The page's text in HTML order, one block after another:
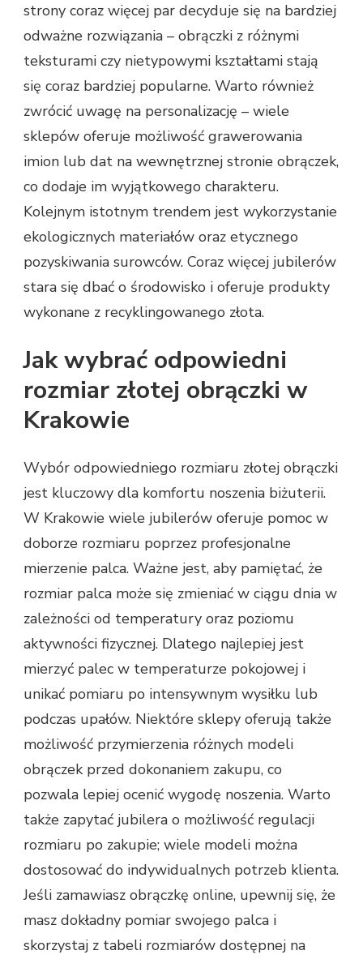
strony coraz więcej par decyduje się na bardziej
odważne rozwiązania – obrączki z różnymi
teksturami czy nietypowymi kształtami stają
się coraz bardziej popularne. Warto również
zwrócić uwagę na personalizację – wiele
sklepów oferuje możliwość grawerowania
imion lub dat na wewnętrznej stronie obrączek,
co dodaje im wyjątkowego charakteru.
Kolejnym istotnym trendem jest wykorzystanie
ekologicznych materiałów oraz etycznego
pozyskiwania surowców. Coraz więcej jubilerów
stara się dbać o środowisko i oferuje produkty
wykonane z recyklingowanego złota.
Jak wybrać odpowiedni
rozmiar złotej obrączki w
Krakowie
Wybór odpowiedniego rozmiaru złotej obrączki
jest kluczowy dla komfortu noszenia biżuterii.
W Krakowie wiele jubilerów oferuje pomoc w
doborze rozmiaru poprzez profesjonalne
mierzenie palca. Ważne jest, aby pamiętać, że
rozmiar palca może się zmieniać w ciągu dnia w
zależności od temperatury oraz poziomu
aktywności fizycznej. Dlatego najlepiej jest
mierzyć palec w temperaturze pokojowej i
unikać pomiaru po intensywnym wysiłku lub
podczas upałów. Niektóre sklepy oferują także
możliwość przymierzenia różnych modeli
obrączek przed dokonaniem zakupu, co
pozwala lepiej ocenić wygodę noszenia. Warto
także zapytać jubilera o możliwość regulacji
rozmiaru po zakupie; wiele modeli można
dostosować do indywidualnych potrzeb klienta.
Jeśli zamawiasz obrączkę online, upewnij się, że
masz dokładny pomiar swojego palca i
skorzystaj z tabeli rozmiarów dostępnej na